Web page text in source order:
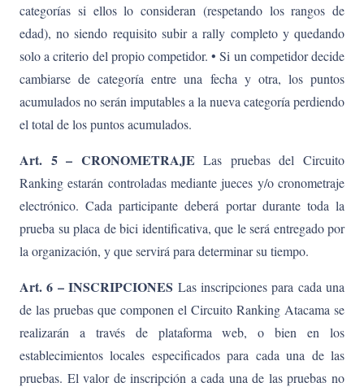
categorías si ellos lo consideran (respetando los rangos de
edad), no siendo requisito subir a rally completo y quedando
solo a criterio del propio competidor. • Si un competidor decide
cambiarse de categoría entre una fecha y otra, los puntos
acumulados no serán imputables a la nueva categoría perdiendo
el total de los puntos acumulados.
Art. 5 – CRONOMETRAJE Las pruebas del Circuito
Ranking estarán controladas mediante jueces y/o cronometraje
electrónico. Cada participante deberá portar durante toda la
prueba su placa de bici identificativa, que le será entregado por
la organización, y que servirá para determinar su tiempo.
Art. 6 – INSCRIPCIONES Las inscripciones para cada una
de las pruebas que componen el Circuito Ranking Atacama se
realizarán a través de plataforma web, o bien en los
establecimientos locales especificados para cada una de las
pruebas. El valor de inscripción a cada una de las pruebas no